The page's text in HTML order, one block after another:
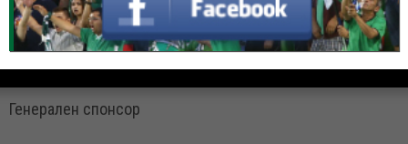
Генерален спонсор